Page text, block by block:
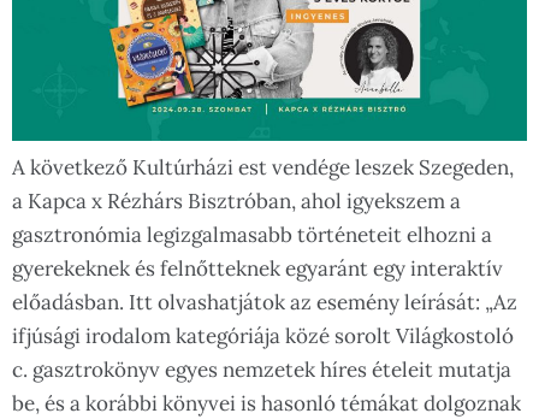
A következő Kultúrházi est vendége leszek Szegeden,
a Kapca x Rézhárs Bisztróban, ahol igyekszem a
gasztronómia legizgalmasabb történeteit elhozni a
gyerekeknek és felnőtteknek egyaránt egy interaktív
előadásban. Itt olvashatjátok az esemény leírását: „Az
ifjúsági irodalom kategóriája közé sorolt Világkostoló
c. gasztrokönyv egyes nemzetek híres ételeit mutatja
be, és a korábbi könyvei is hasonló témákat dolgoznak